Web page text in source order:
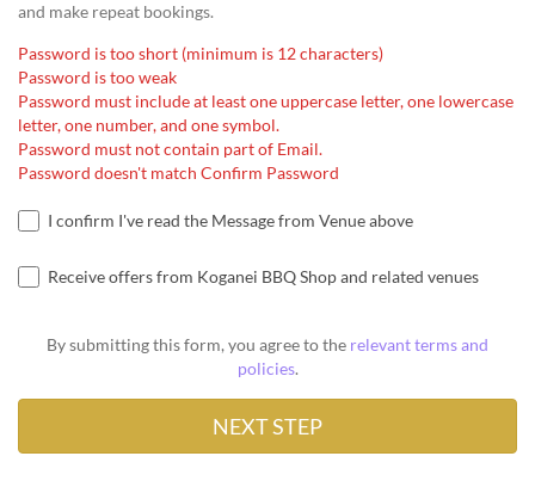
and make repeat bookings.
Password is too short (minimum is 12 characters)
Password is too weak
Password must include at least one uppercase letter, one lowercase
letter, one number, and one symbol.
Password must not contain part of Email.
Password doesn't match Confirm Password
I confirm I've read the Message from Venue above
Receive offers from Koganei BBQ Shop and related venues
By submitting this form, you agree to the relevant terms and
policies.